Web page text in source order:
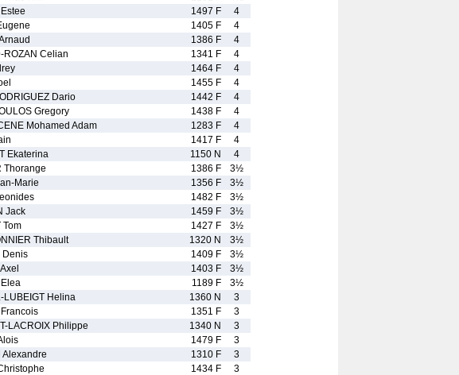
1497 F
4
1405 F
4
1386 F
4
ROZAN Celian 1341 F
4
1464 F
4
1455 F
4
Dario 1442 F
4
Gregory 1438 F
4
Mohamed Adam 1283 F
4
1417 F
4
Ekaterina 1150 N
4
Thorange 1386 F
3½
Marie 1356 F
3½
1482 F
3½
Jack 1459 F
3½
Tom 1427 F
3½
Thibault 1320 N
3½
Denis 1409 F
3½
1403 F
3½
1189 F
3½
LUBEIGT Helina 1360 N
3
1351 F
3
LACROIX Philippe 1340 N
3
1479 F
3
Alexandre 1310 F
3
1434 F
3